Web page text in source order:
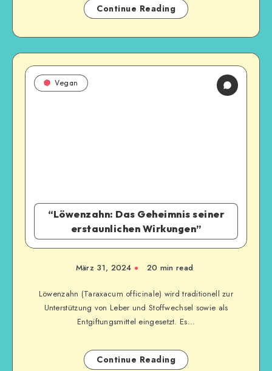
Continue Reading
“Löwenzahn: Das Geheimnis seiner
erstaunlichen Wirkungen”
Vegan
März 31, 2024 20 min read
Löwenzahn (Taraxacum officinale) wird traditionell zur
Unterstützung von Leber und Stoffwechsel sowie als
Entgiftungsmittel eingesetzt. Es…
Continue Reading